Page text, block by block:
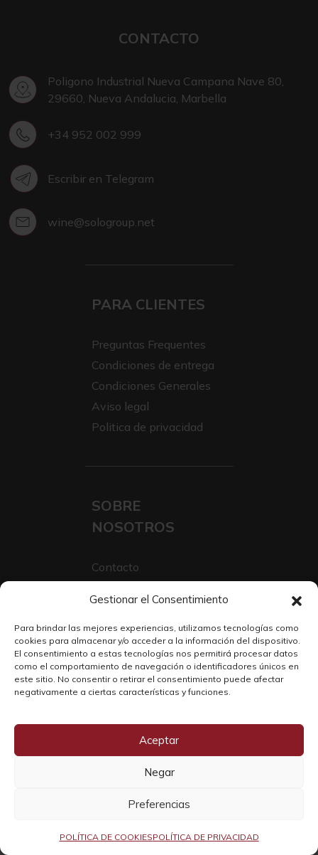
Gestionar el Consentimiento
Para brindar las mejores experiencias, utilizamos tecnologías como
cookies para almacenar y/o acceder a la información del dispositivo.
El consentimiento a estas tecnologías nos permitirá procesar datos
como el comportamiento de navegación o identificadores únicos en
este sitio. No consentir o retirar el consentimiento puede afectar
negativamente a ciertas características y funciones.
Aceptar
Negar
Preferencias
POLÍTICA DE COOKIESPOLÍTICA DE PRIVACIDAD
CONTACTO
Poligono Industrial Nueva Campana Nave 80,
29660, Nueva Andalucia, Marbella
+34 952 002 999
Escribir en Telegram
wine@sologroup.net
Copyright © 2026 SOLO WINE
PARA CLIENTES
Preguntas Frequentes
Condiciones de entrega
Condiciones Generales
Aviso legal
Politica de privacidad
SOBRE
NOSOTROS
Contacto